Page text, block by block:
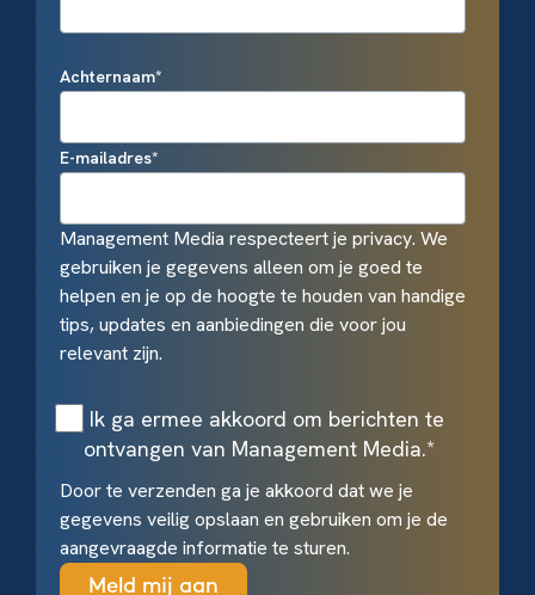
Achternaam*
E-mailadres*
Management Media respecteert je privacy. We
gebruiken je gegevens alleen om je goed te
helpen en je op de hoogte te houden van handige
tips, updates en aanbiedingen die voor jou
relevant zijn.
Ik ga ermee akkoord om berichten te
ontvangen van Management Media.*
Door te verzenden ga je akkoord dat we je
gegevens veilig opslaan en gebruiken om je de
aangevraagde informatie te sturen.